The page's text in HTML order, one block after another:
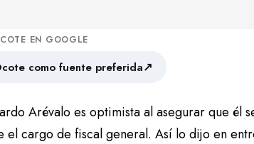
EN GOOGLE
como fuente preferida↗
Arévalo es optimista al asegurar que él
el cargo de fiscal general. Así lo dijo en